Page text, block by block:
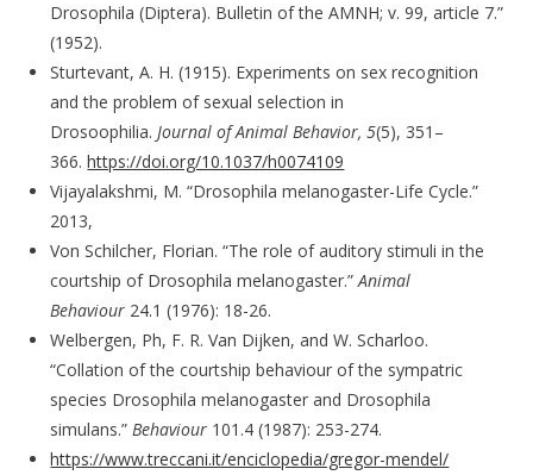
Drosophila (Diptera). Bulletin of the AMNH; v. 99, article 7.”
(1952).
Sturtevant, A. H. (1915). Experiments on sex recognition
and the problem of sexual selection in
Drosoophilia.Journal of Animal Behavior, 5(5), 351–
366.https://doi.org/10.1037/h0074109
Vijayalakshmi, M. “Drosophila melanogaster-Life Cycle.”
2013,
Von Schilcher, Florian. “The role of auditory stimuli in the
courtship of Drosophila melanogaster.”Animal
Behaviour 24.1 (1976): 18-26.
Welbergen, Ph, F. R. Van Dijken, and W. Scharloo.
“Collation of the courtship behaviour of the sympatric
species Drosophila melanogaster and Drosophila
simulans.”Behaviour 101.4 (1987): 253-274.
https://www.treccani.it/enciclopedia/gregor-mendel/